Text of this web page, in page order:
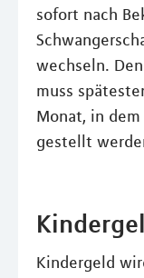
sofort nach
wechseln.
muss
Monat, in
gestellt
Kindergeld